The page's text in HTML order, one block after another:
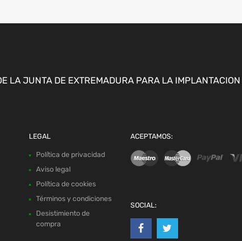
LA JUNTA DE EXTREMADURA PARA LA
LEGAL
Política de privacidad
Aviso legal
Política de cookies
Términos y condiciones
Desistimiento de
compra
ACEPTAMOS:
SOCIAL: